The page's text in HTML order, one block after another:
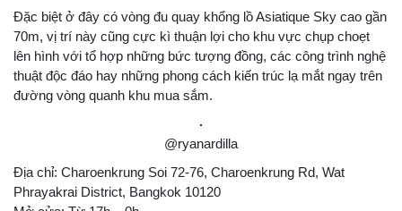
Đặc biệt ở đây có vòng đu quay khổng lồ Asiatique Sky cao gần
70m, vị trí này cũng cực kì thuận lợi cho khu vực chụp choẹt
lên hình với tổ hợp những bức tượng đồng, các công trình nghệ
thuật độc đáo hay những phong cách kiến trúc lạ mắt ngay trên
đường vòng quanh khu mua sắm.
@ryanardilla
Địa chỉ: Charoenkrung Soi 72-76, Charoenkrung Rd, Wat
Phrayakrai District, Bangkok 10120